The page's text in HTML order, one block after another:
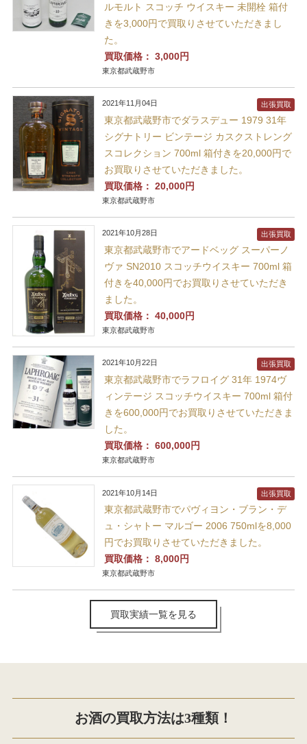
ルモルト スコッチ ウイスキー 未開栓 箱付
きを3,000円で買取りさせていただきまし
た。
買取価格： 3,000円
東京都武蔵野市
2021年11月04日
東京都武蔵野市でダラスデュー 1979 31年
シグナトリー ビンテージ カスクストレング
スコレクション 700ml 箱付きを20,000円で
お買取りさせていただきました。
買取価格： 20,000円
東京都武蔵野市
出張買取
2021年10月28日
東京都武蔵野市でアードベッグ スーパーノ
ヴァ SN2010 スコッチウイスキー 700ml 箱
付きを40,000円でお買取りさせていただき
ました。
買取価格： 40,000円
東京都武蔵野市
出張買取
2021年10月22日
東京都武蔵野市でラフロイグ 31年 1974ヴ
ィンテージ スコッチウイスキー 700ml 箱付
きを600,000円でお買取りさせていただきま
した。
買取価格： 600,000円
東京都武蔵野市
出張買取
2021年10月14日
東京都武蔵野市でパヴィヨン・ブラン・デ
ュ・シャトー マルゴー 2006 750mlを8,000
円でお買取りさせていただきました。
買取価格： 8,000円
東京都武蔵野市
出張買取
買取実績一覧を見る
お酒の買取方法は3種類！